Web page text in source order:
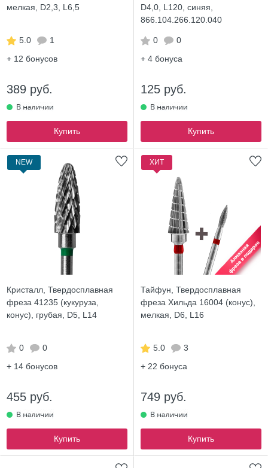
мелкая, D2,3, L6,5
5.0
1
+ 12 бонусов
389 руб.
Купить
D4,0, L120, синяя,
866.104.266.120.040
0
0
+ 4 бонуса
125 руб.
Купить
NEW
Кристалл, Твердосплавная
фреза 41235 (кукуруза,
конус), грубая, D5, L14
0
0
+ 14 бонусов
455 руб.
Купить
ХИТ
Тайфун, Твердосплавная
фреза Хильда 16004 (конус),
мелкая, D6, L16
5.0
3
+ 22 бонуса
749 руб.
Купить